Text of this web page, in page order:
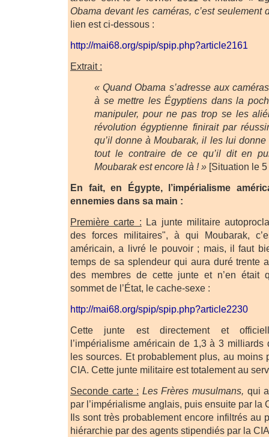
Obama devant les caméras, c’est seulement
lien est ci-dessous :
http://mai68.org/spip/spip.php?article2161
Extrait :
« Quand Obama s’adresse aux
à se mettre les Égyptiens dans la
manipuler, pour ne pas trop se les
révolution égyptienne finirait par
qu’il donne à Moubarak, il les lui donne
tout le contraire de ce qu’il dit en
Moubarak est encore là ! » [Situation le
En fait, en Égypte, l’impérialisme
ennemies dans sa main :
Première carte : La junte militaire
des forces militaires", à qui Moubarak,
américain, a livré le pouvoir ; mais, il faut
temps de sa splendeur qui aura duré trente
des membres de cette junte et n’en était
sommet de l’État, le cache-sexe :
http://mai68.org/spip/spip.php?article2230
Cette junte est directement et
l’impérialisme américain de 1,3 à 3
les sources. Et probablement plus, au
CIA. Cette junte militaire est totalement au
Seconde carte : Les Frères musulmans, qui
par l’impérialisme anglais, puis ensuite par la
Ils sont très probablement encore infiltrés au
hiérarchie par des agents stipendiés par la